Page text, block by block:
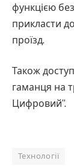
функцією
прикласти
проїзд.
Також
гаманця на
Цифровий”.
Технології